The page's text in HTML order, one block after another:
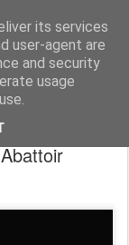
its services
user-agent are
and security
usage